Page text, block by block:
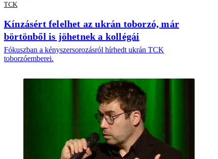
TCK
Kínzásért felelhet az ukrán toborzó, már
börtönből is jöhetnek a kollégái
Fókuszban a kényszersorozásról hírhedt ukrán TCK
toborzóemberei.